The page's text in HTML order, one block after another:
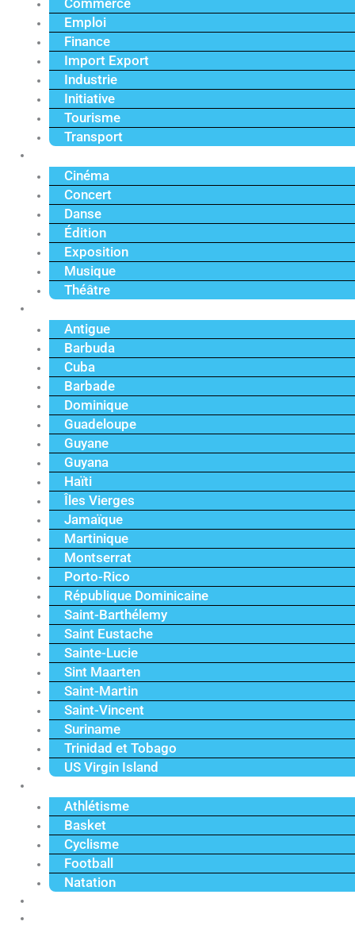
Commerce
Emploi
Finance
Import Export
Industrie
Initiative
Tourisme
Transport
Cinéma
Concert
Danse
Édition
Exposition
Musique
Théâtre
Antigue
Barbuda
Cuba
Barbade
Dominique
Guadeloupe
Guyane
Guyana
Haïti
Îles Vierges
Jamaïque
Martinique
Montserrat
Porto-Rico
République Dominicaine
Saint-Barthélemy
Saint Eustache
Sainte-Lucie
Sint Maarten
Saint-Martin
Saint-Vincent
Suriname
Trinidad et Tobago
US Virgin Island
Athlétisme
Basket
Cyclisme
Football
Natation